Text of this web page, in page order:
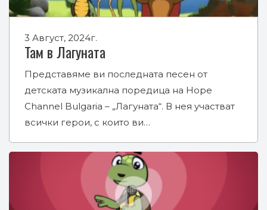
3 Август, 2024г.
Там в Лагуната
Представяме ви последната песен от
детската музикална поредица на Hope
Channel Bulgaria – „Лагуната“. В нея участват
всички герои, с които ви…